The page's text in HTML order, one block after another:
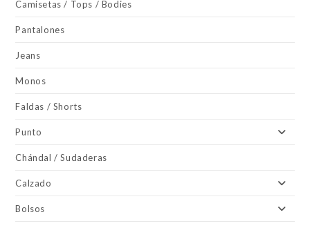
Camisetas / Tops / Bodies
Pantalones
Jeans
Monos
Faldas / Shorts
Punto
Chándal / Sudaderas
Calzado
Bolsos